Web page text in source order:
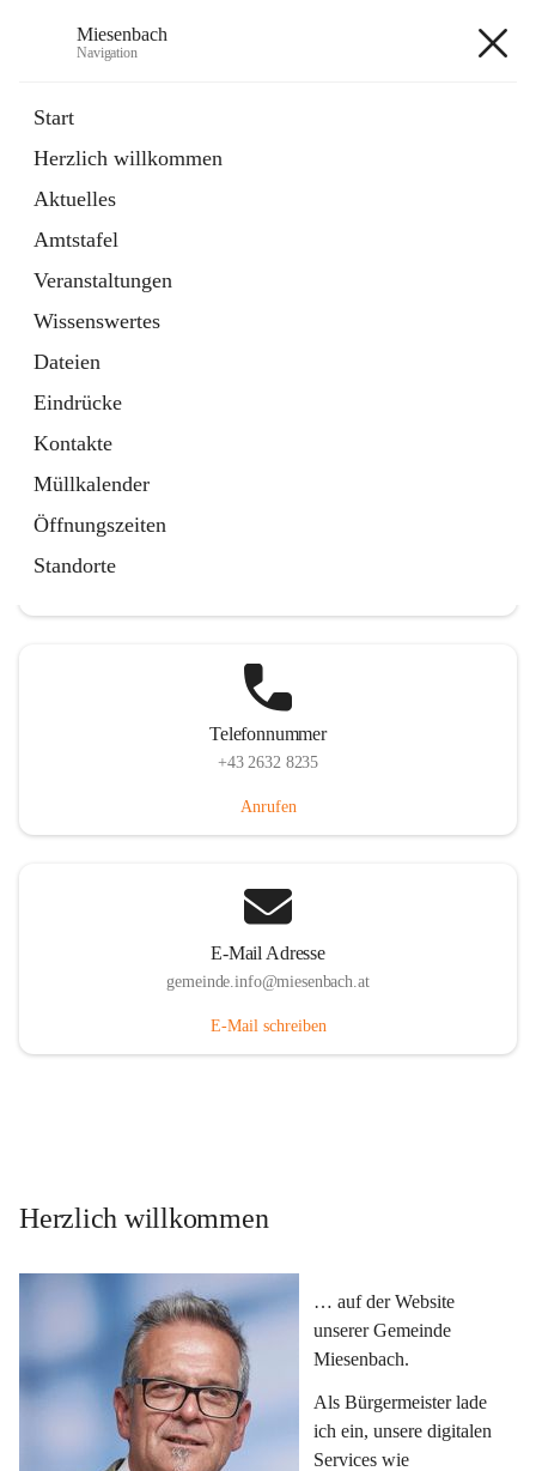
Miesenbach
Navigation
Start
Herzlich willkommen
Aktuelles
Amtstafel
Veranstaltungen
Wissenswertes
Dateien
Eindrücke
Kontakte
Müllkalender
Öffnungszeiten
Standorte
Externe Webseite
in
Tab
Region Schneebergland
Externe Webseite
öffnet
in
neuem
Tab
Telefonnummer
+43 2632 8235
Anrufen
E-Mail Adresse
gemeinde.info@miesenbach.at
E-Mail schreiben
Herzlich willkommen
… auf der Website
unserer Gemeinde
Miesenbach.
Als Bürgermeister lade
ich ein, unsere digitalen
Services wie